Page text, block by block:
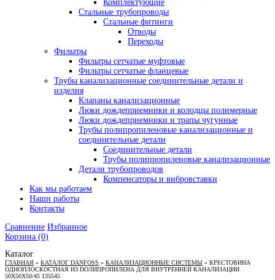
Комплектующие
Стальные трубопроводы
Стальные фитинги
Отводы
Переходы
Фильтры
Фильтры сетчатые муфтовые
Фильтры сетчатые фланцевые
Трубы канализационные соединительные детали и
изделия
Клапаны канализационные
Люки дождеприемники и колодцы полимерные
Люки дождеприемники и трапы чугунные
Трубы полипропиленовые канализационные и
соединительные детали
Соединительные детали
Трубы полипропиленовые канализационные
Детали трубопроводов
Компенсаторы и вибровставки
Как мы работаем
Наши работы
Контакты
Сравнение Избранное
Корзина (0)
Каталог
ГЛАВНАЯ » КАТАЛОГ DANFOSS » КАНАЛИЗАЦИОННЫЕ СИСТЕМЫ » КРЕСТОВИНА
ОДНОПЛОСКОСТНАЯ ИЗ ПОЛИПРОПИЛЕНА ДЛЯ ВНУТРЕННЕЙ КАНАЛИЗАЦИИ
50Х50Х50/45 135545